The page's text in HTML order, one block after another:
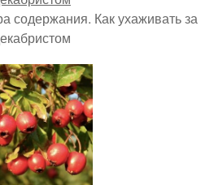
содержания. Как ухаживать за